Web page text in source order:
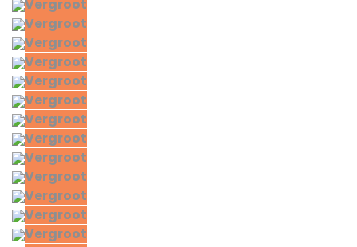
Vergroot
Vergroot
Vergroot
Vergroot
Vergroot
Vergroot
Vergroot
Vergroot
Vergroot
Vergroot
Vergroot
Vergroot
Vergroot